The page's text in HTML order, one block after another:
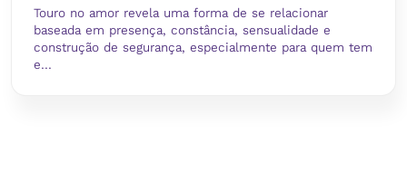
Touro no amor revela uma forma de se relacionar
baseada em presença, constância, sensualidade e
construção de segurança, especialmente para quem tem
e...